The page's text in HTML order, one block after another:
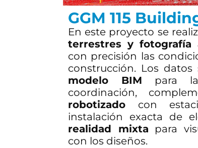
GGM 115
En este proyecto se
terrestres y fotografía
con precisión las
construcción. Los
modelo BIM para la
coordinación,
robotizado con
instalación exacta de
realidad mixta para
con los diseños.